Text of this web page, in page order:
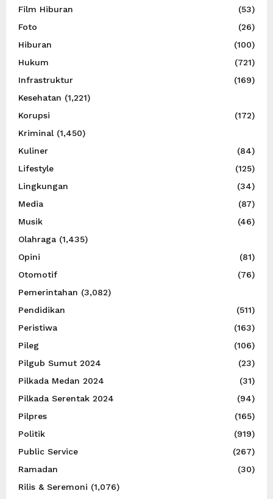
Film Hiburan
(53)
Foto
(26)
Hiburan
(100)
Hukum
(721)
Infrastruktur
(169)
Kesehatan (1,221)
Korupsi
(172)
Kriminal (1,450)
Kuliner
(84)
Lifestyle
(125)
Lingkungan
(34)
Media
(87)
Musik
(46)
Olahraga (1,435)
Opini
(81)
Otomotif
(76)
Pemerintahan (3,082)
Pendidikan
(511)
Peristiwa
(163)
Pileg
(106)
Pilgub Sumut 2024
(23)
Pilkada Medan 2024
(31)
Pilkada Serentak 2024
(94)
Pilpres
(165)
Politik
(919)
Public Service
(267)
Ramadan
(30)
Rilis & Seremoni (1,076)